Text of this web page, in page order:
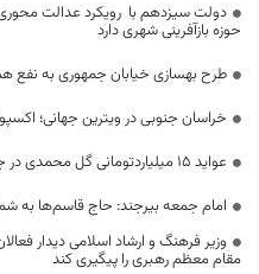
دولت سیزدهم با رویکرد عدالت
حوزه بازآفرینی شهری دارد
طرح بهسازی خیابان جمهوری به نفع
خراسان جنوبی در ویترین جهانی؛
عواید 15 میلیاردتومانی گل محمدی در جیب کشاورزان
امام جمعه بیرجند: حاج قاسم‌ها به
وزیر فرهنگ و ارشاد اسلامی دیدار
مقام معظم رهبری را پیگیری کند